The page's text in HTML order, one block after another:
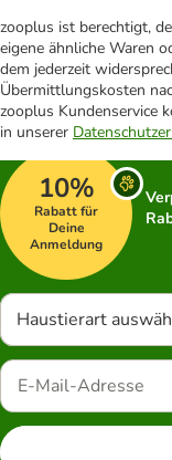
zooplus ist berechtigt,
eigene ähnliche Waren
dem jederzeit
Übermittlungskosten
zooplus Kundenservice
in unserer
10%
Rabatt für
Deine
Anmeldung
Haustierart